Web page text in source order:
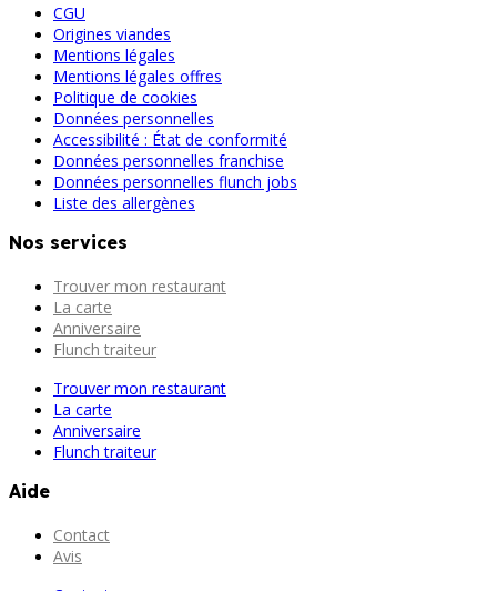
CGU
Origines viandes
Mentions légales
Mentions légales offres
Politique de cookies
Données personnelles
Accessibilité : État de conformité
Données personnelles franchise
Données personnelles flunch jobs
Liste des allergènes
Nos services
Trouver mon restaurant
La carte
Anniversaire
Flunch traiteur
Trouver mon restaurant
La carte
Anniversaire
Flunch traiteur
Aide
Contact
Avis